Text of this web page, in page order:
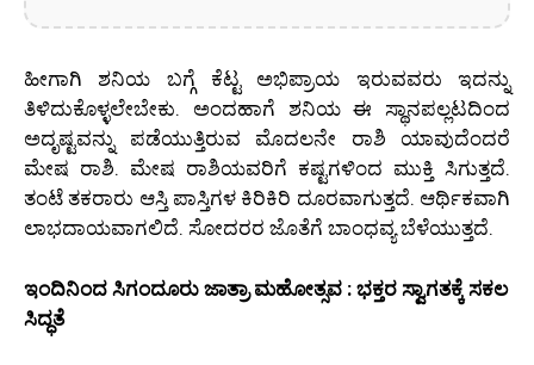
ಹೀಗಾಗಿ ಶನಿಯ ಬಗ್ಗೆ ಕೆಟ್ಟ ಅಭಿಪ್ರಾಯ ಇರುವವರು ಇದನ್ನು
ತಿಳಿದುಕೊಳ್ಳಲೇಬೇಕು. ಅಂದಹಾಗೆ ಶನಿಯ ಈ ಸ್ಥಾನಪಲ್ಲಟದಿಂದ
ಅದೃಷ್ಟವನ್ನು ಪಡೆಯುತ್ತಿರುವ ಮೊದಲನೇ ರಾಶಿ ಯಾವುದೆಂದರೆ
ಮೇಷ ರಾಶಿ. ಮೇಷ ರಾಶಿಯವರಿಗೆ ಕಷ್ಟಗಳಿಂದ ಮುಕ್ತಿ ಸಿಗುತ್ತದೆ.
ತಂಟೆ ತಕರಾರು ಆಸ್ತಿ ಪಾಸ್ತಿಗಳ ಕಿರಿಕಿರಿ ದೂರವಾಗುತ್ತದೆ. ಆರ್ಥಿಕವಾಗಿ
ಲಾಭದಾಯವಾಗಲಿದೆ. ಸೋದರರ ಜೊತೆಗೆ ಬಾಂಧವ್ಯ ಬೆಳೆಯುತ್ತದೆ.
ಇಂದಿನಿಂದ ಸಿಗಂದೂರು ಜಾತ್ರಾ ಮಹೋತ್ಸವ : ಭಕ್ತರ ಸ್ವಾಗತಕ್ಕೆ ಸಕಲ
ಸಿದ್ಧತೆ